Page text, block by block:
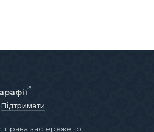
Підтримати
права застережено.